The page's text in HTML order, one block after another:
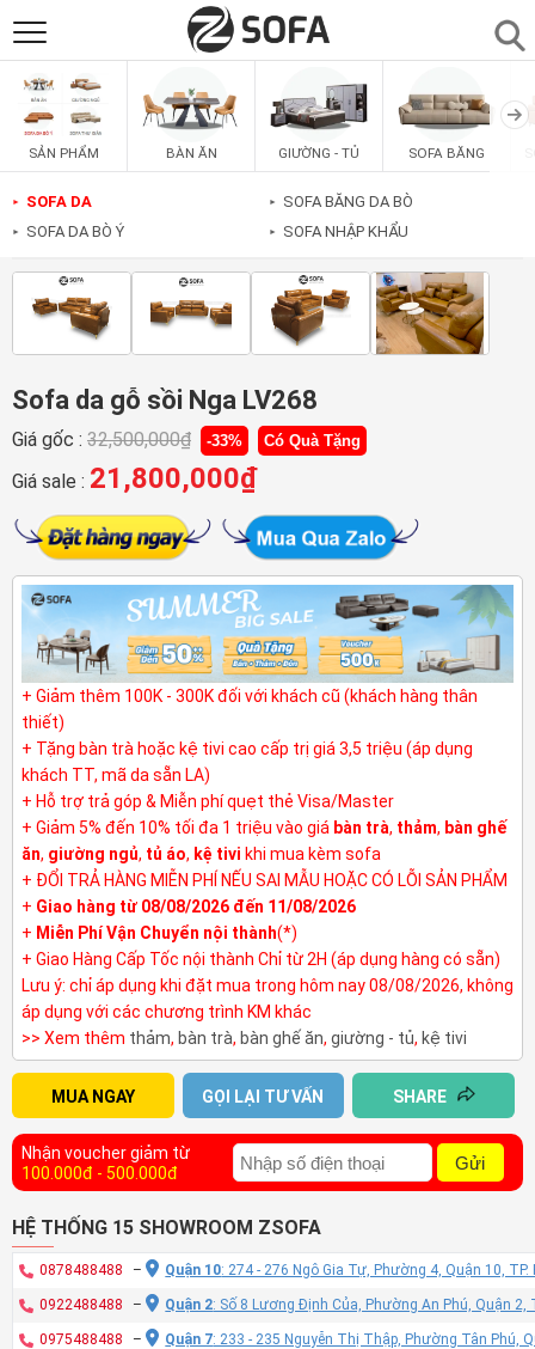
SẢN PHẨM
SOFAS
PHÒNG ĂN
PHÒNG NGỦ
PHÒNG KHÁCH
SẢN PHẨM BÀN ĂN GIƯỜNG - TỦ SOFA BĂNG
► SOFA DA
► SOFA DA BÒ Ý
► SOFA BĂNG DA BÒ
► SOFA NHẬP KHẨU
Sofa da gỗ sồi Nga LV268
Giá gốc : 32,500,000₫ -33% Có Quà Tặng
Giá sale : 21,800,000₫
+ Giảm thêm 100K - 300K đối với khách cũ (khách hàng thân
thiết)
+ Tặng bàn trà hoặc kệ tivi cao cấp trị giá 3,5 triệu (áp dụng
khách TT, mã da sẵn LA)
+ Hỗ trợ trả góp & Miễn phí quẹt thẻ Visa/Master
+ Giảm 5% đến 10% tối đa 1 triệu vào giá bàn trà, thảm, bàn ghế
ăn, giường ngủ, tủ áo, kệ tivi khi mua kèm sofa
+ ĐỔI TRẢ HÀNG MIỄN PHÍ NẾU SAI MẪU HOẶC CÓ LỖI SẢN PHẨM
+ Giao hàng từ 08/08/2026 đến 11/08/2026
+ Miễn Phí Vận Chuyển nội thành(*)
+ Giao Hàng Cấp Tốc nội thành Chỉ từ 2H (áp dụng hàng có sẵn)
Lưu ý: chỉ áp dụng khi đặt mua trong hôm nay 08/08/2026, không
áp dụng với các chương trình KM khác
>> Xem thêm thảm, bàn trà, bàn ghế ăn, giường - tủ, kệ tivi
MUA NGAY GỌI LẠI TƯ VẤN SHARE
Nhận voucher giảm từ
100.000đ - 500.000đ
Gửi
HỆ THỐNG 15 SHOWROOM ZSOFA
0878488488 – Quận 10: 274 - 276 Ngô Gia Tự, Phường 4, Quận 10, TP.
0922488488 – Quận 2: Số 8 Lương Định Của, Phường An Phú, Quận 2,
0975488488 – Quận 7: 233 - 235 Nguyễn Thị Thập, Phường Tân Phú,